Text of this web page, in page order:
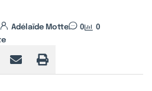
Adélaïde Motte 0
0